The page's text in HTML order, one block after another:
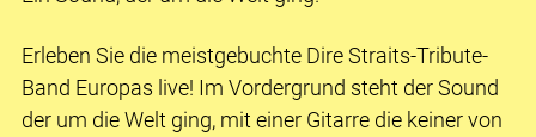
Erleben Sie die meistgebuchte Dire Straits-Tribute-
Band Europas live! Im Vordergrund steht der Sound
der um die Welt ging, mit einer Gitarre die keiner von